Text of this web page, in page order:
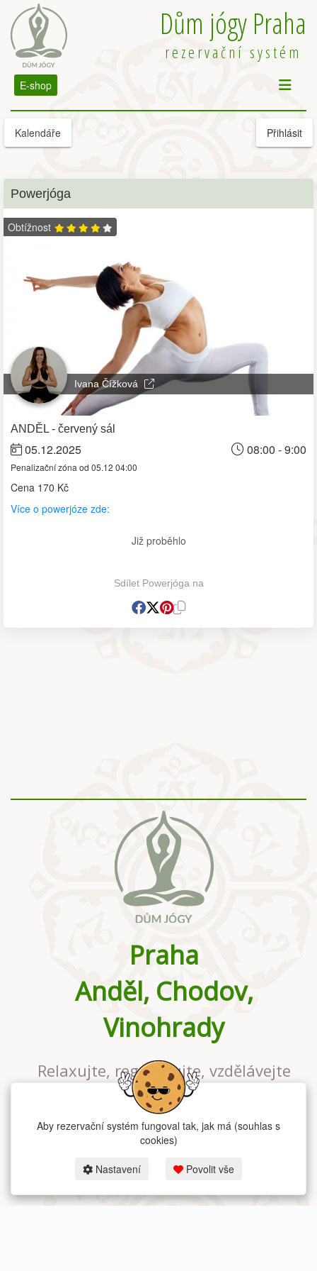
Dům jógy Praha
rezervační systém
E-shop
Kalendáře Přihlásit
Powerjóga
Obtížnost
Ivana Čížková
ANDĚL - červený sál
05.12.2025 08:00 - 9:00
Penalizační zóna od 05.12 04:00
Cena 170 Kč
Více o powerjóze zde:
Již proběhlo
Sdílet Powerjóga na
Praha
Anděl, Chodov,
Vinohrady
Relaxujte, regenerujte, vzdělávejte
se v největším jógovém studiu v
Praze
Aby rezervační systém fungoval tak, jak má (souhlas s
cookies)
Nastavení Povolit vše